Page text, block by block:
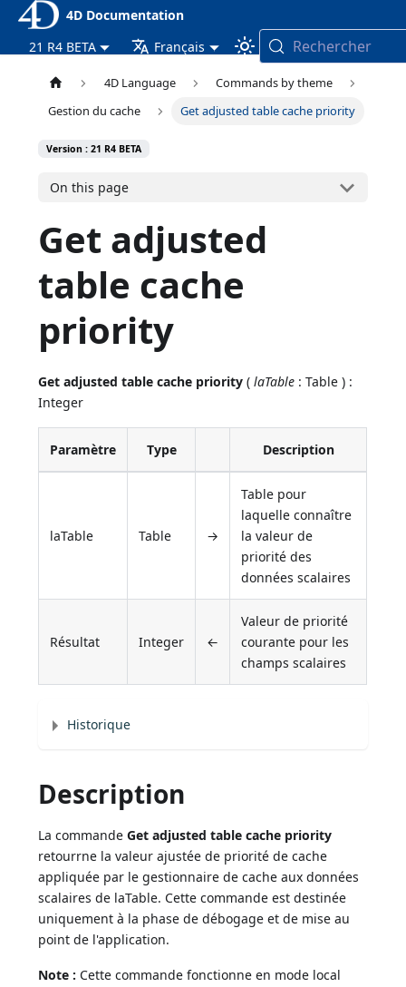
4D Documentation
21 R4 BETA
Français Rechercher
4D Language
Commands by theme
Gestion du cache
Get adjusted table cache priority
Version : 21 R4 BETA
On this page
Get adjusted
table cache
priority
Get adjusted table cache priority (laTable : Table ) :
Integer
Paramètre Type Description
laTable Table →
Table pour
laquelle connaître
la valeur de
priorité des
données scalaires
Résultat Integer ←
Valeur de priorité
courante pour les
champs scalaires
Historique
Description
La commandeGet adjusted table cache priority
retourrne la valeur ajustée de priorité de cache
appliquée par le gestionnaire de cache aux données
scalaires de laTable. Cette commande est destinée
uniquement à la phase de débogage et de mise au
point de l'application.
Note : Cette commande fonctionne en mode local